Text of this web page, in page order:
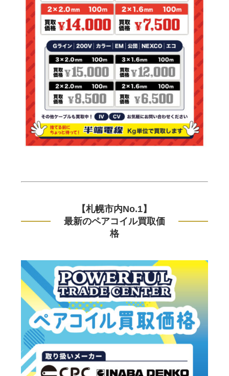
【札幌市内No.1】
最新のペアコイル買取価
格